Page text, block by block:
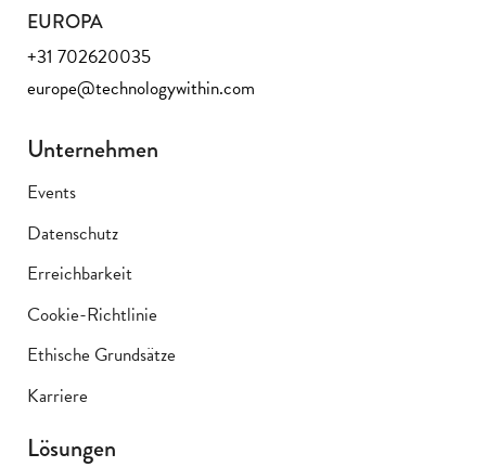
EUROPA
+31 702620035
europe@technologywithin.com
Unternehmen
Events
Datenschutz
Erreichbarkeit
Cookie-Richtlinie
Ethische Grundsätze
Karriere
Lösungen